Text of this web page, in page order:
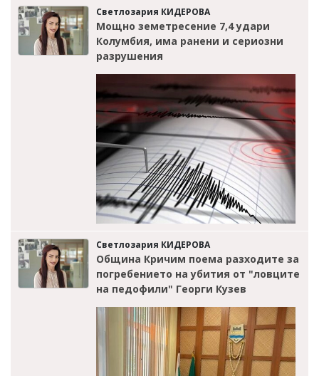
Светлозария КИДЕРОВА
Мощно земетресение 7,4 удари
Колумбия, има ранени и сериозни
разрушения
Светлозария КИДЕРОВА
Община Кричим поема разходите за
погребението на убития от "ловците
на педофили" Георги Кузев